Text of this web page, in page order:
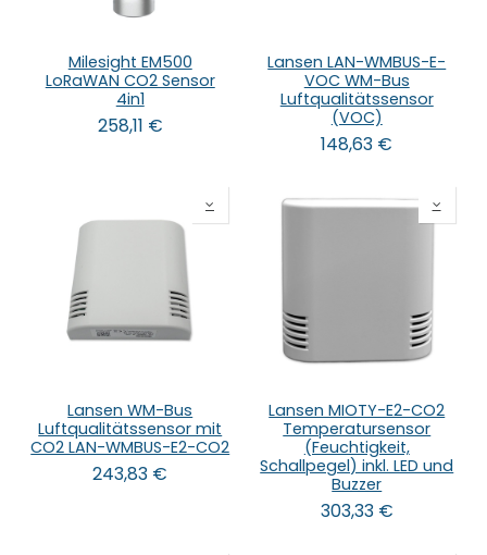
Milesight EM500
LoRaWAN CO2 Sensor
4in1
258,11 €
Lansen LAN-WMBUS-E-
VOC WM-Bus
Luftqualitätssensor
(VOC)
148,63 €
Lansen WM-Bus
Luftqualitätssensor mit
CO2 LAN-WMBUS-E2-CO2
243,83 €
Lansen MIOTY-E2-CO2
Temperatursensor
(Feuchtigkeit,
Schallpegel) inkl. LED und
Buzzer
303,33€